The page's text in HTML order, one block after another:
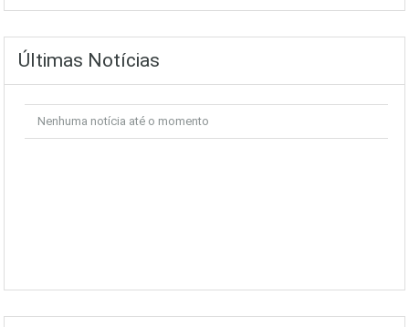
Últimas Notícias
Nenhuma notícia até o momento